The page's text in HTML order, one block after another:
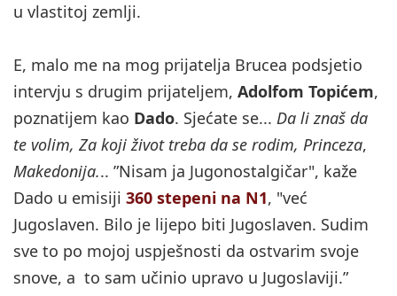
u vlastitoj zemlji.
E, malo me na mog prijatelja Brucea podsjetio
intervju s drugim prijateljem, Adolfom Topićem,
poznatijem kao Dado. Sjećate se... Da li znaš da
te volim, Za koji život treba da se rodim, Princeza,
Makedonija... ”Nisam ja Jugonostalgičar", kaže
Dado u emisiji 360 stepeni na N1, "već
Jugoslaven. Bilo je lijepo biti Jugoslaven. Sudim
sve to po mojoj uspješnosti da ostvarim svoje
snove, a to sam učinio upravo u Jugoslaviji.”